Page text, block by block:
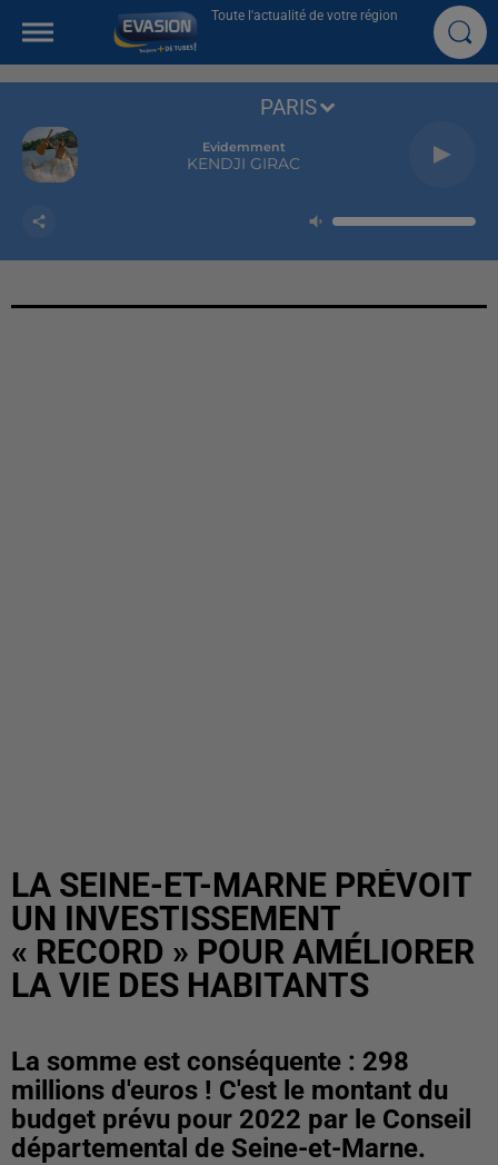
Toute l'actualité de votre région
Evidemment
KENDJI GIRAC
PARIS
LA SEINE-ET-MARNE PRÉVOIT
UN INVESTISSEMENT
« RECORD » POUR AMÉLIORER
LA VIE DES HABITANTS
La somme est conséquente : 298
millions d'euros ! C'est le montant du
budget prévu pour 2022 par le Conseil
départemental de Seine-et-Marne.